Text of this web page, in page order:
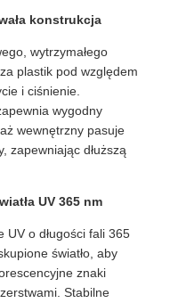
konstrukcja
wytrzymałego
plastik pod względem
i ciśnienie.
wygodny
wewnętrzny pasuje
zapewniając dłuższą
UV 365 nm
UV o długości fali 365
światło, aby
znaki
Stabilne